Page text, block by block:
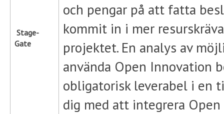
Stage-
Gate
och pengar på att fatta
kommit in i mer
projektet. En analys av
använda Open Innovation
obligatorisk leverabel i en
dig med att integrera